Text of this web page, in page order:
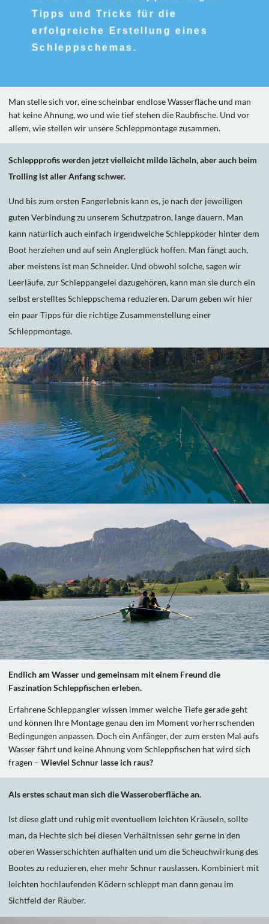
Tipps und Tricks für die
erfolgreiche Erstellung eines
Schleppschemas.
Man stelle sich vor, eine scheinbar endlose Wasserfläche und man
hat keine Ahnung, wo und wie tief stehen die Raubfische. Und vor
allem, wie stellen wir unsere Schleppmontage zusammen.
Schleppprofis werden jetzt vielleicht milde lächeln, aber auch beim
Trolling ist aller Anfang schwer.
Und bis zum ersten Fangerlebnis kann es, je nach der jeweiligen
guten Verbindung zu unserem Schutzpatron, lange dauern. Man
kann natürlich auch einfach irgendwelche Schleppköder hinter dem
Boot herziehen und auf sein Anglerglück hoffen. Man fängt auch,
aber meistens ist man Schneider. Und obwohl solche, sagen wir
Leerläufe, zur Schleppangelei dazugehören, kann man sie durch ein
selbst erstelltes Schleppschema reduzieren. Darum geben wir hier
ein paar Tipps für die richtige Zusammenstellung einer
Schleppmontage.
Endlich am Wasser und gemeinsam mit einem Freund die
Faszination Schleppfischen erleben.
Erfahrene Schleppangler wissen immer welche Tiefe gerade geht
und können Ihre Montage genau den im Moment vorherrschenden
Bedingungen anpassen. Doch ein Anfänger, der zum ersten Mal aufs
Wasser fährt und keine Ahnung vom Schleppfischen hat wird sich
fragen – Wieviel Schnur lasse ich raus?
Als erstes schaut man sich die Wasseroberfläche an.
Ist diese glatt und ruhig mit eventuellem leichten Kräuseln, sollte
man, da Hechte sich bei diesen Verhältnissen sehr gerne in den
oberen Wasserschichten aufhalten und um die Scheuchwirkung des
Bootes zu reduzieren, eher mehr Schnur rauslassen. Kombiniert mit
leichten hochlaufenden Ködern schleppt man dann genau im
Sichtfeld der Räuber.